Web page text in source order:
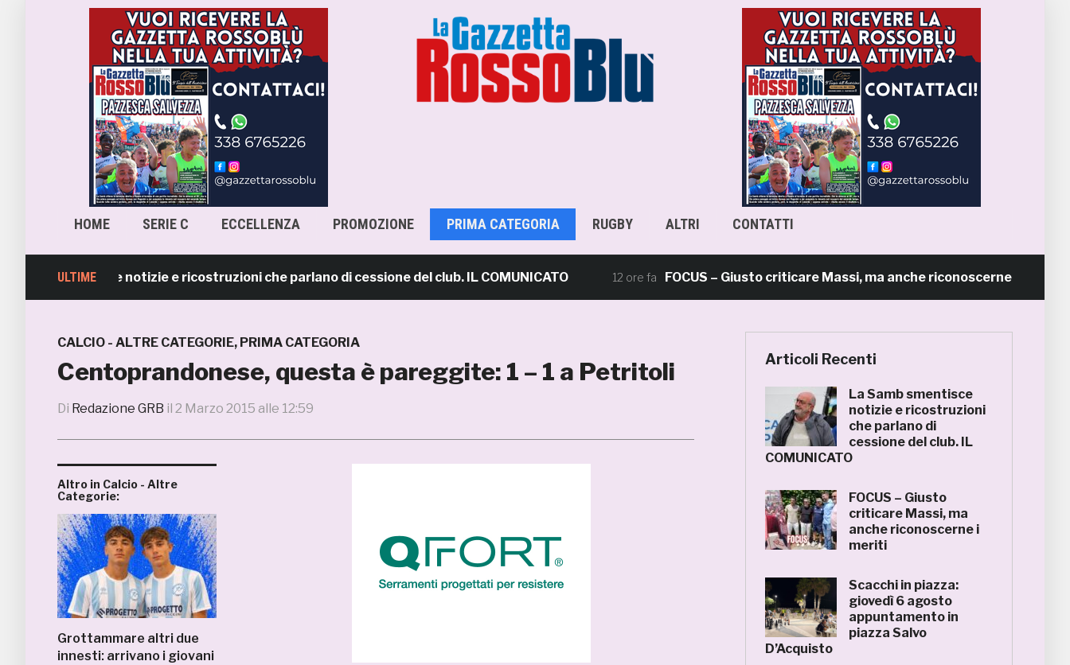
HOME SERIE C ECCELLENZA PROMOZIONE PRIMA CATEGORIA RUGBY ALTRI CONTATTI
ULTIME
smentisce notizie e ricostruzioni che parlano di cessione del club. IL COMUNICATO 12 ore fa FOCUS – Giusto criticare Massi, ma anche riconoscerne i meriti
CALCIO - ALTRE CATEGORIE, PRIMA CATEGORIA
Centoprandonese, questa è pareggite: 1 – 1 a Petritoli
Di Redazione GRB il 2 Marzo 2015 alle 12:59
Altro in Calcio - Altre
Categorie:
Grottammare altri due
innesti: arrivano i giovani
Articoli Recenti
La Samb smentisce
notizie e ricostruzioni
che parlano di
cessione del club. IL
COMUNICATO
FOCUS – Giusto
criticare Massi, ma
anche riconoscerne i
meriti
Scacchi in piazza:
giovedì 6 agosto
appuntamento in
piazza Salvo
D’Acquisto